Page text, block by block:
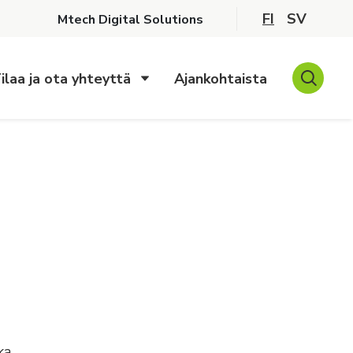
Mtech Digital Solutions FI SV
ja ota yhteyttä Ajankohtaista